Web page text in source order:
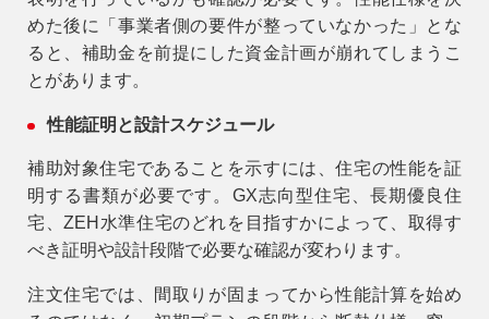
めた後に「事業者側の要件が整っていなかった」とな
ると、補助金を前提にした資金計画が崩れてしまうこ
とがあります。
性能証明と設計スケジュール
補助対象住宅であることを示すには、住宅の性能を証
明する書類が必要です。GX志向型住宅、長期優良住
宅、ZEH水準住宅のどれを目指すかによって、取得す
べき証明や設計段階で必要な確認が変わります。
注文住宅では、間取りが固まってから性能計算を始め